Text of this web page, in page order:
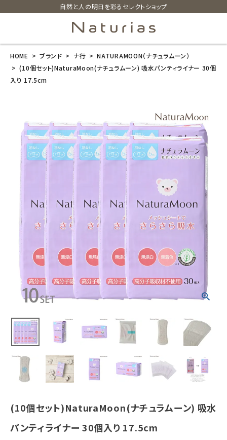
自然と人の明日を彩るセレクトショップ
search
(10個セット)N
aturaMoon
(ナチュラムー
ン) 吸水パンテ
ィライナー 30
個入り 17.5c
(税込)
ホーム
新商品
カテゴリーから探す
美容・コスメ・香水
衛生用品
日用品雑貨
フェムケア
HOME ブランド ナ行
NATURAMOON（ナチュラムーン）
(10個セット)NaturaMoon(ナチュラムーン) 吸水パンティライナー 30個
入り 17.5cm
(10個セット)NaturaMoon(ナチュラムーン) 吸水
パンティライナー 30個入り 17.5cm